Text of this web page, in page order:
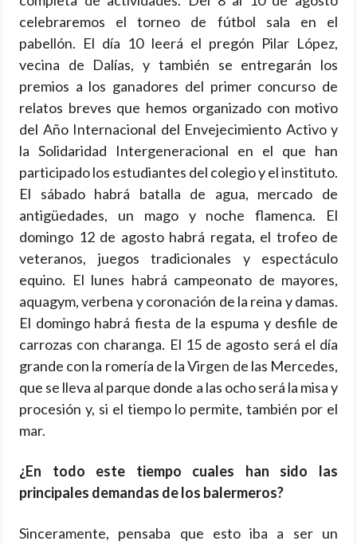
celebraremos el torneo de fútbol sala en el
pabellón. El día 10 leerá el pregón Pilar López,
vecina de Dalías, y también se entregarán los
premios a los ganadores del primer concurso de
relatos breves que hemos organizado con motivo
del Año Internacional del Envejecimiento Activo y
la Solidaridad Intergeneracional en el que han
participado los estudiantes del colegio y el instituto.
El sábado habrá batalla de agua, mercado de
antigüedades, un mago y noche flamenca. El
domingo 12 de agosto habrá regata, el trofeo de
veteranos, juegos tradicionales y espectáculo
equino. El lunes habrá campeonato de mayores,
aquagym, verbena y coronación de la reina y damas.
El domingo habrá fiesta de la espuma y desfile de
carrozas con charanga. El 15 de agosto será el día
grande con la romería de la Virgen de las Mercedes,
que se lleva al parque donde a las ocho será la misa y
procesión y, si el tiempo lo permite, también por el
mar.
¿En todo este tiempo cuales han sido las
principales demandas de los balermeros?
Sinceramente, pensaba que esto iba a ser un